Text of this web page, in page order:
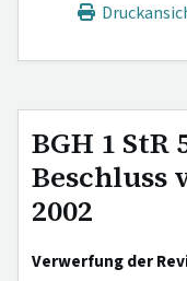
BGH 1 StR
Beschluss
2002
Verwerfung der